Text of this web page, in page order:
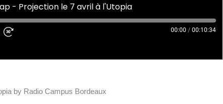
- Projection le 7 avril à l'Utopia
00:00 / 00:10:34
by Radio Campus Bordeaux